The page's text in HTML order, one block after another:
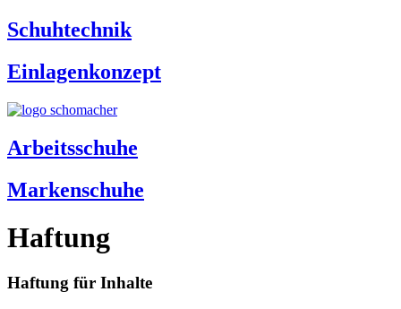
Schuhtechnik
Einlagenkonzept
Arbeitsschuhe
Markenschuhe
Haftung
Haftung für Inhalte